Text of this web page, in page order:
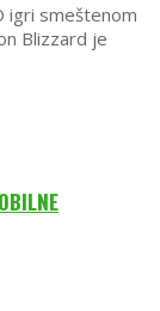
igri smeštenom
Blizzard je